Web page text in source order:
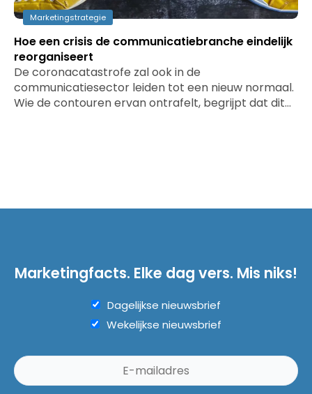
Marketingstrategie
Hoe een crisis de communicatiebranche eindelijk
reorganiseert
De coronacatastrofe zal ook in de
communicatiesector leiden tot een nieuw normaal.
Wie de contouren ervan ontrafelt, begrijpt dat dit…
Marketingfacts. Elke dag vers. Mis niks!
Dagelijkse nieuwsbrief
Wekelijkse nieuwsbrief